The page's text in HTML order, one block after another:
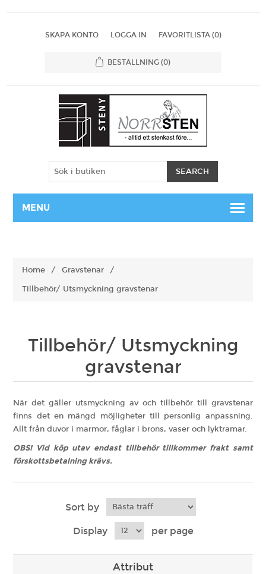
SKAPA KONTO LOGGA IN FAVORITLISTA (0)
BESTÄLLNING (0)
MENU
Home / Gravstenar
/
Tillbehör/ Utsmyckning gravstenar
Tillbehör/ Utsmyckning
gravstenar
När det gäller utsmyckning av och tillbehör till gravstenar
finns det en mängd möjligheter till personlig anpassning.
Allt från duvor i marmor, fåglar i brons, vaser och lyktramar.
OBS! Vid köp utav endast tillbehör tillkommer frakt samt
förskottsbetalning krävs.
Sort by
Display per page
Attribut